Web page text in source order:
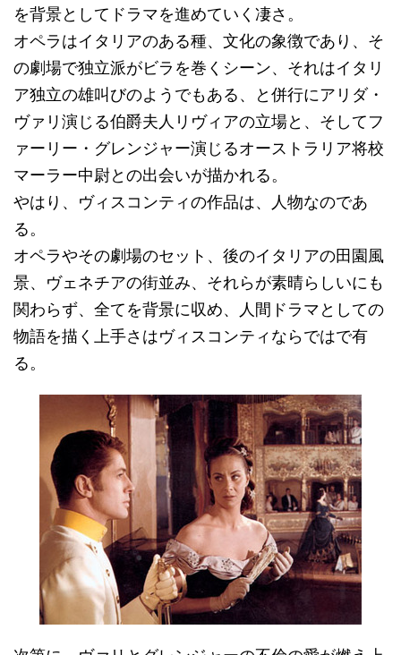
を背景としてドラマを進めていく凄さ。
オペラはイタリアのある種、文化の象徴であり、そ
の劇場で独立派がビラを巻くシーン、それはイタリ
ア独立の雄叫びのようでもある、と併行にアリダ・
ヴァリ演じる伯爵夫人リヴィアの立場と、そしてフ
ァーリー・グレンジャー演じるオーストラリア将校
マーラー中尉との出会いが描かれる。
やはり、ヴィスコンティの作品は、人物なのであ
る。
オペラやその劇場のセット、後のイタリアの田園風
景、ヴェネチアの街並み、それらが素晴らしいにも
関わらず、全てを背景に収め、人間ドラマとしての
物語を描く上手さはヴィスコンティならではで有
る。